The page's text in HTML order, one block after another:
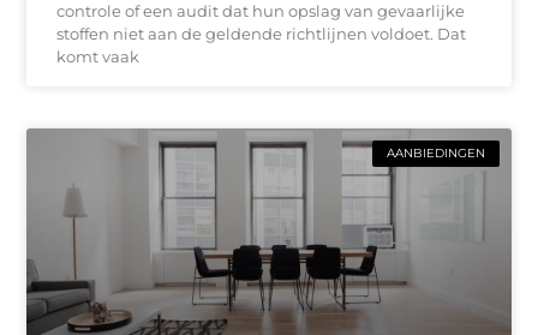
controle of een audit dat hun opslag van gevaarlijke
stoffen niet aan de geldende richtlijnen voldoet. Dat
komt vaak
AANBIEDINGEN